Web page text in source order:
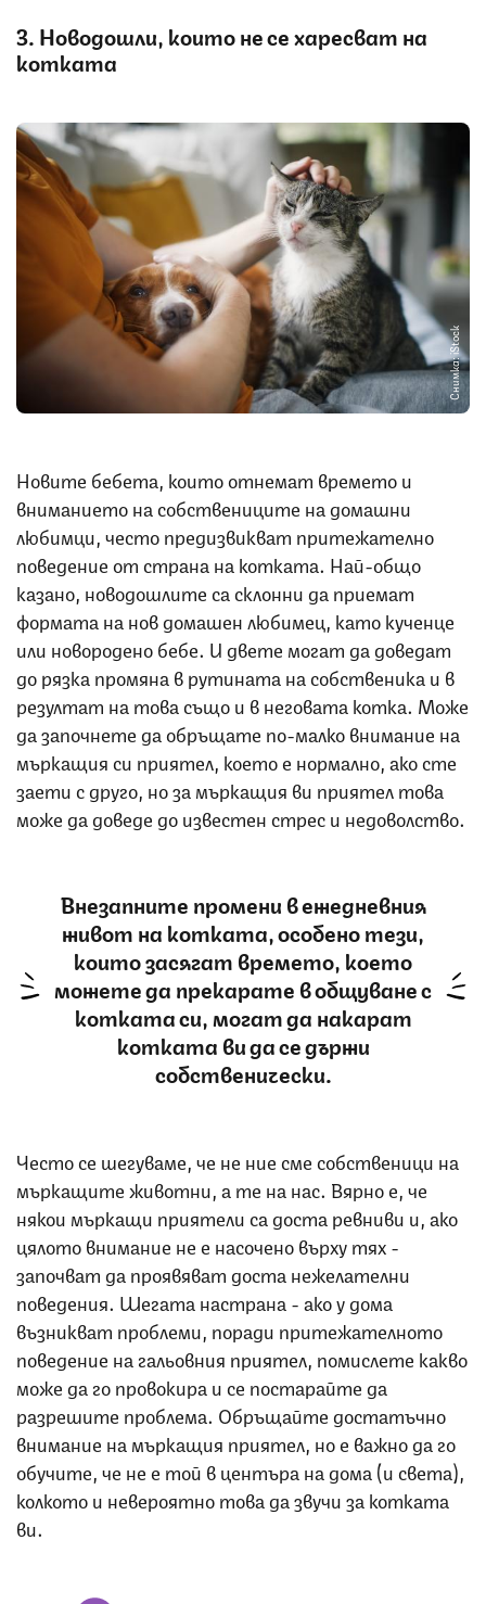
3. Новодошли, които не се харесват на
котката
Снимка: iStock
Новите бебета, които отнемат времето и
вниманието на собствениците на домашни
любимци, често предизвикват притежателно
поведение от страна на котката. Най-общо
казано, новодошлите са склонни да приемат
формата на нов домашен любимец, като кученце
или новородено бебе. И двете могат да доведат
до рязка промяна в рутината на собственика и в
резултат на това също и в неговата котка. Може
да започнете да обръщате по-малко внимание на
мъркащия си приятел, което е нормално, ако сте
заети с друго, но за мъркащия ви приятел това
може да доведе до известен стрес и недоволство.
Внезапните промени в ежедневния
живот на котката, особено тези,
които засягат времето, което
можете да прекарате в общуване с
котката си, могат да накарат
котката ви да се държи
собственически.
Често се шегуваме, че не ние сме собственици на
мъркащите животни, а те на нас. Вярно е, че
някои мъркащи приятели са доста ревниви и, ако
цялото внимание не е насочено върху тях -
започват да проявяват доста нежелателни
поведения. Шегата настрана - ако у дома
възникват проблеми, поради притежателното
поведение на гальовния приятел, помислете какво
може да го провокира и се постарайте да
разрешите проблема. Обръщайте достатъчно
внимание на мъркащия приятел, но е важно да го
обучите, че не е той в центъра на дома (и света),
колкото и невероятно това да звучи за котката
ви.